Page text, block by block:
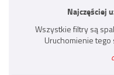
Najczęściej
Wszystkie filtry są
Uruchomienie